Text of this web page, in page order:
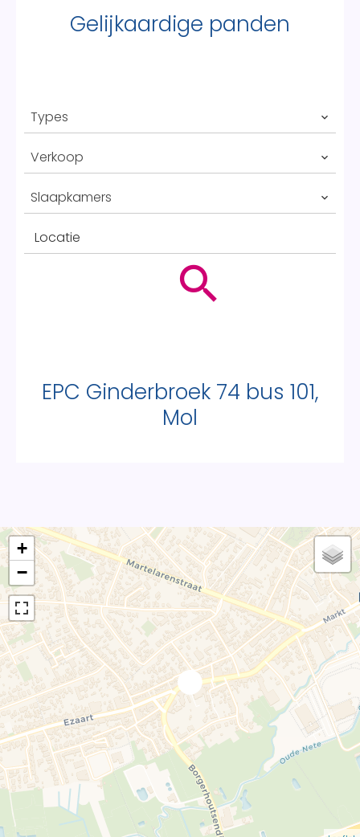
Gelijkaardige panden
Types
Verkoop
Slaapkamers
Locatie
EPC Ginderbroek 74 bus 101,
Mol
+
−